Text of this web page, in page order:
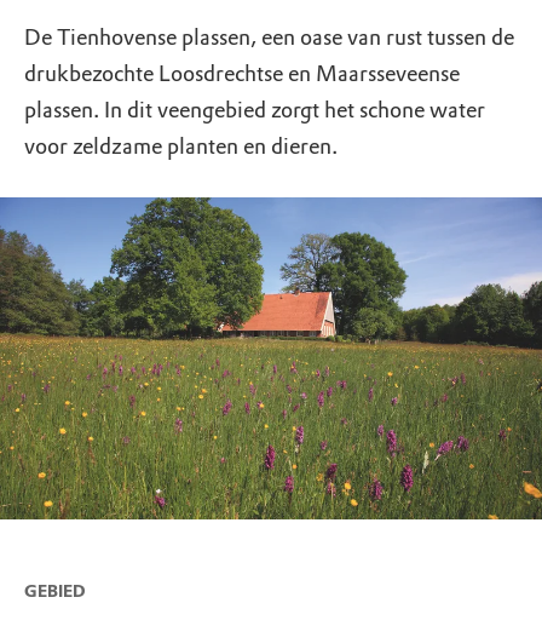
De Tienhovense plassen, een oase van rust tussen de
drukbezochte Loosdrechtse en Maarsseveense
plassen. In dit veengebied zorgt het schone water
voor zeldzame planten en dieren.
GEBIED